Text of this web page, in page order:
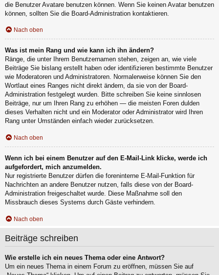
die Benutzer Avatare benutzen können. Wenn Sie keinen Avatar benutzen
können, sollten Sie die Board-Administration kontaktieren.
Nach oben
Was ist mein Rang und wie kann ich ihn ändern?
Ränge, die unter Ihrem Benutzernamen stehen, zeigen an, wie viele
Beiträge Sie bislang erstellt haben oder identifizieren bestimmte Benutzer
wie Moderatoren und Administratoren. Normalerweise können Sie den
Wortlaut eines Ranges nicht direkt ändern, da sie von der Board-
Administration festgelegt wurden. Bitte schreiben Sie keine sinnlosen
Beiträge, nur um Ihren Rang zu erhöhen — die meisten Foren dulden
dieses Verhalten nicht und ein Moderator oder Administrator wird Ihren
Rang unter Umständen einfach wieder zurücksetzen.
Nach oben
Wenn ich bei einem Benutzer auf den E-Mail-Link klicke, werde ich
aufgefordert, mich anzumelden.
Nur registrierte Benutzer dürfen die foreninterne E-Mail-Funktion für
Nachrichten an andere Benutzer nutzen, falls diese von der Board-
Administration freigeschaltet wurde. Diese Maßnahme soll den
Missbrauch dieses Systems durch Gäste verhindern.
Nach oben
Beiträge schreiben
Wie erstelle ich ein neues Thema oder eine Antwort?
Um ein neues Thema in einem Forum zu eröffnen, müssen Sie auf